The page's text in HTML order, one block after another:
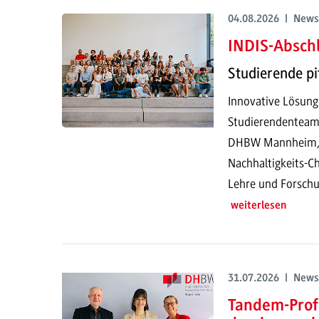
04.08.2026 | News
INDIS-
Studierende
Innovative
DHBW
Nachhaltigkeits-
Lehre und
weiterlesen
31.07.2026 | News
Tandem-